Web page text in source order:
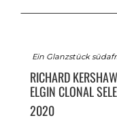
Ein Glanzstück
RICHARD
ELGIN CLONAL
2020